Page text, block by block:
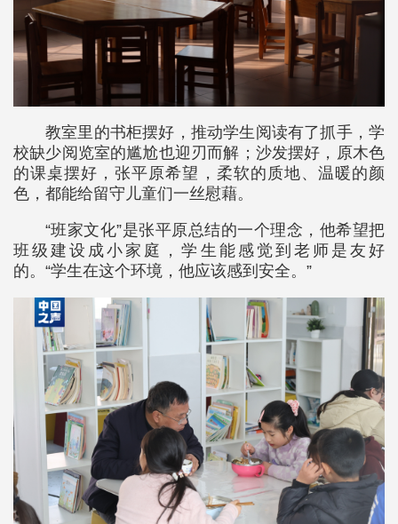
教室里的书柜摆好，推动学生阅读有了抓手，学
校缺少阅览室的尴尬也迎刃而解；沙发摆好，原木色
的课桌摆好，张平原希望，柔软的质地、温暖的颜
色，都能给留守儿童们一丝慰藉。
“班家文化”是张平原总结的一个理念，他希望把
班级建设成小家庭，学生能感觉到老师是友好
的。“学生在这个环境，他应该感到安全。”